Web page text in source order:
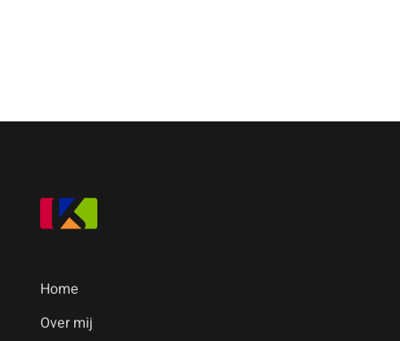
Home
Over mij